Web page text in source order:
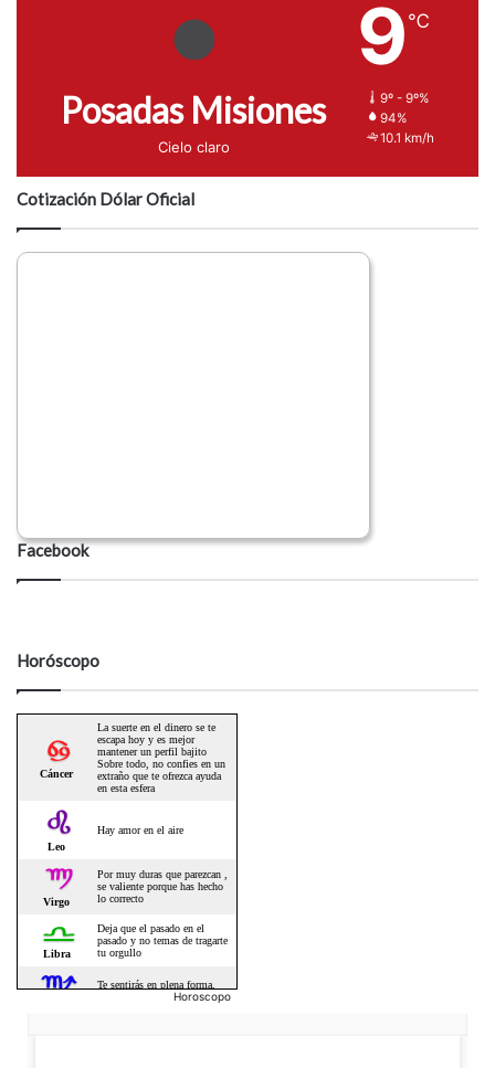
Posadas Misiones
Cielo claro
9 ℃
9º - 9º%
94%
10.1 km/h
Cotización Dólar Oficial
Facebook
Horóscopo
Horoscopo